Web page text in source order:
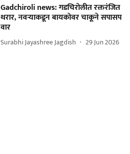
Gadchiroli news: गडचिरोलीत रक्तरंजित
थरार, नवऱ्याकडून बायकोवर चाकूने सपासप
वार
Surabhi Jayashree Jagdish 29 Jun 2026